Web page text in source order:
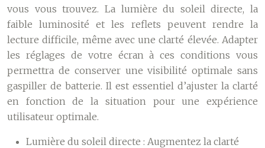
vous vous trouvez. La lumière du soleil directe, la
faible luminosité et les reflets peuvent rendre la
lecture difficile, même avec une clarté élevée. Adapter
les réglages de votre écran à ces conditions vous
permettra de conserver une visibilité optimale sans
gaspiller de batterie. Il est essentiel d’ajuster la clarté
en fonction de la situation pour une expérience
utilisateur optimale.
Lumière du soleil directe : Augmentez la clarté